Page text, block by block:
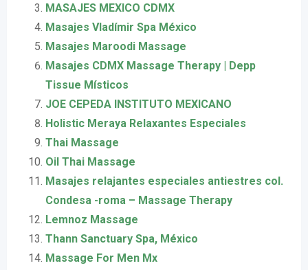
MASAJES MEXICO CDMX
Masajes Vladímir Spa México
Masajes Maroodi Massage
Masajes CDMX Massage Therapy | Depp
Tissue Místicos
JOE CEPEDA INSTITUTO MEXICANO
Holistic Meraya Relaxantes Especiales
Thai Massage
Oil Thai Massage
Masajes relajantes especiales antiestres col.
Condesa -roma – Massage Therapy
Lemnoz Massage
Thann Sanctuary Spa, México
Massage For Men Mx